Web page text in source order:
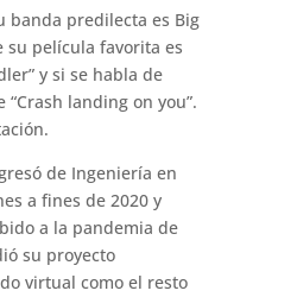
banda predilecta es Big
su película favorita es
y si se habla de
“Crash landing on you”.
de Ingeniería en
a fines de 2020 y
a la pandemia de
su proyecto
virtual como el resto